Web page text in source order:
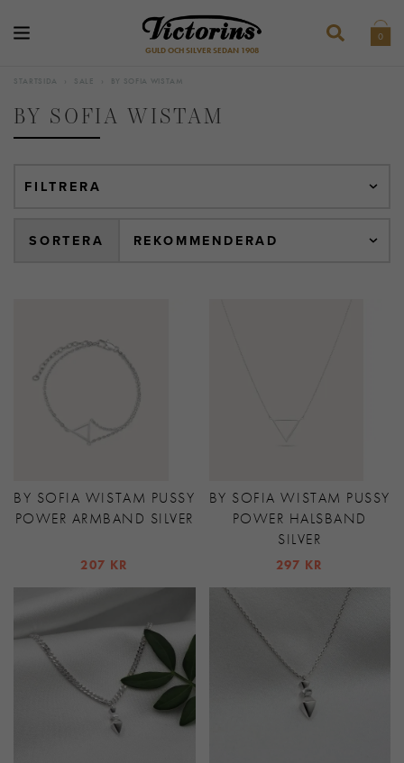
GULD OCH SILVER SEDAN 1908
0
STARTSIDA SALE BY SOFIA WISTAM
BY SOFIA WISTAM
FILTRERA
SORTERA
BY SOFIA WISTAM PUSSY
POWER ARMBAND SILVER
207 KR
BY SOFIA WISTAM PUSSY
POWER HALSBAND
SILVER
297 KR